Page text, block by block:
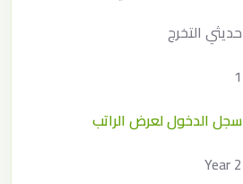
حديثي التخرج
1
سجل الدخول لعرض الراتب
2 Year